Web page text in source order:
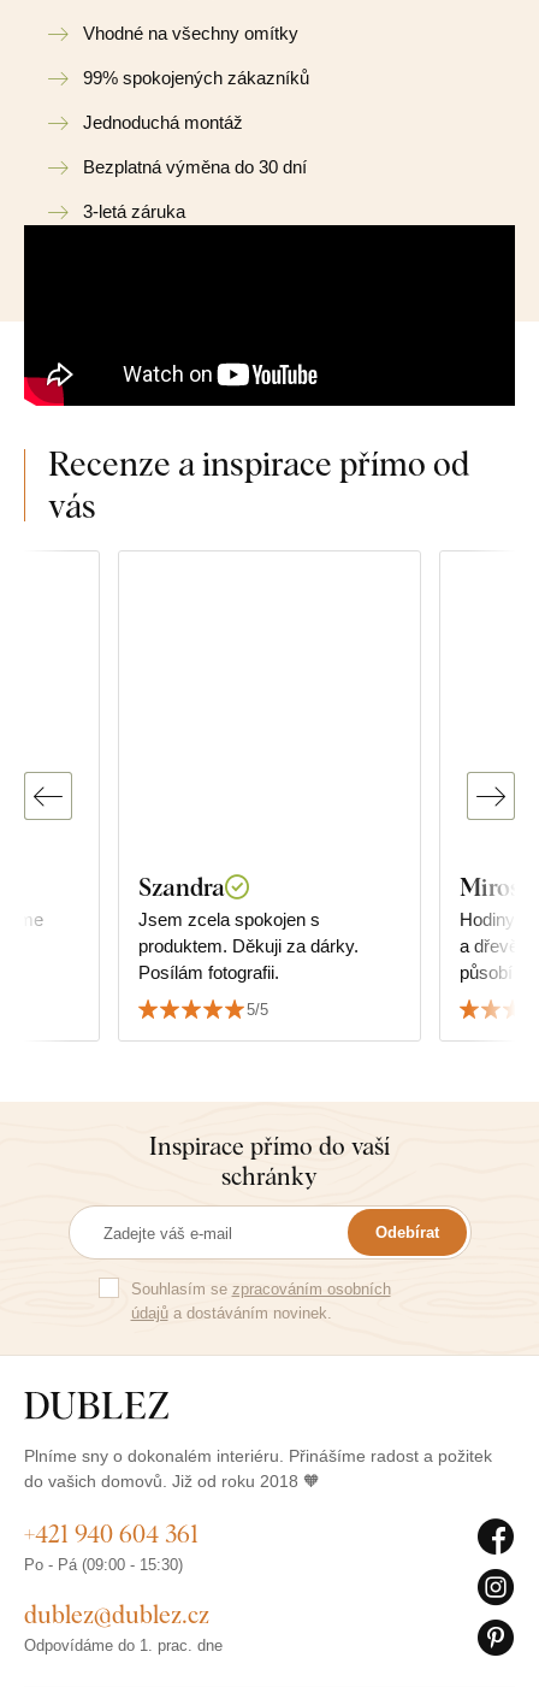
Vhodné na všechny omítky
99% spokojených zákazníků
Jednoduchá montáž
Bezplatná výměna do 30 dní
3-letá záruka
Recenze a inspirace přímo od
vás
Szandra
Jsem zcela spokojen s
produktem. Děkuji za dárky.
Posílám fotografii.
5/5
Hodiny
a
působí
sladit s
Inspirace přímo do vaší
schránky
Odebírat
Souhlasím se zpracováním osobních
údajůa dostáváním novinek.
Plníme sny o dokonalém interiéru. Přinášíme radost a požitek
do vašich domovů. Již od roku 2018 🧡
+421 940 604 361
Po - Pá (09:00 - 15:30)
dublez@dublez.cz
Odpovídáme do 1. prac. dne